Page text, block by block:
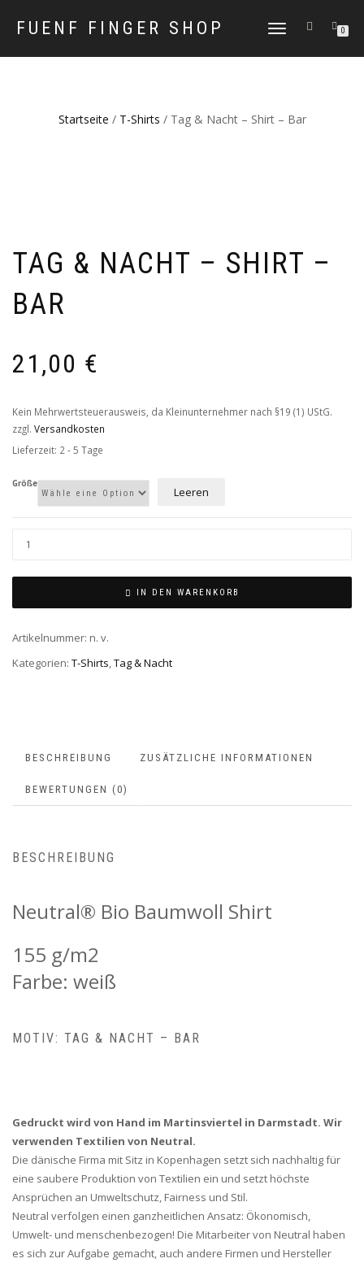
FUENF FINGER SHOP
NAVIGATION
0
Startseite / T-Shirts / Tag & Nacht – Shirt – Bar
TAG & NACHT – SHIRT –
BAR
21,00 €
Kein Mehrwertsteuerausweis, da Kleinunternehmer nach §19 (1) UStG.
zzgl. Versandkosten
Lieferzeit: 2 - 5 Tage
Größe
Leeren
IN DEN WARENKORB
Artikelnummer: n. v.
Kategorien: T-Shirts,Tag & Nacht
BESCHREIBUNG ZUSÄTZLICHE INFORMATIONEN
BEWERTUNGEN (0)
BESCHREIBUNG
Neutral® Bio Baumwoll Shirt
155 g/m2
Farbe: weiß
MOTIV: TAG & NACHT – BAR
Gedruckt wird von Hand im Martinsviertel in Darmstadt. Wir
verwenden Textilien von Neutral.
Die dänische Firma mit Sitz in Kopenhagen setzt sich nachhaltig für
eine saubere Produktion von Textilien ein und setzt höchste
Ansprüchen an Umweltschutz, Fairness und Stil.
Neutral verfolgen einen ganzheitlichen Ansatz: Ökonomisch,
Umwelt- und menschenbezogen! Die Mitarbeiter von Neutral haben
es sich zur Aufgabe gemacht, auch andere Firmen und Hersteller